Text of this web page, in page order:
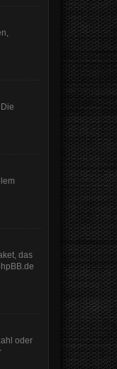
das
oder